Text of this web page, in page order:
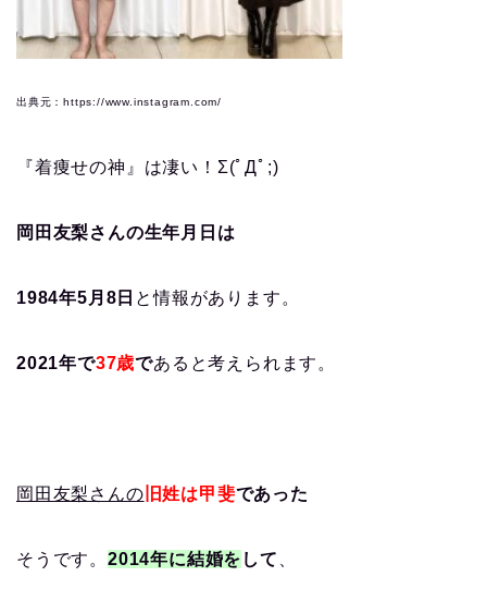
出典元：https://www.instagram.com/
『着痩せの神』は凄い！Σ(ﾟДﾟ;)
岡田友梨さんの生年月日は
1984年5月8日 と情報があります。
2021年で37歳であると考えられます。
岡田友梨さんの 旧姓は甲斐であった
そうです。 2014年に結婚を して